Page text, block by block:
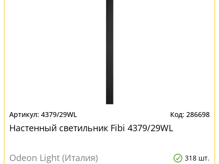
4379/29WL 286698
Настенный светильник Fibi 4379/29WL
Odeon Light (Италия) 318 шт.